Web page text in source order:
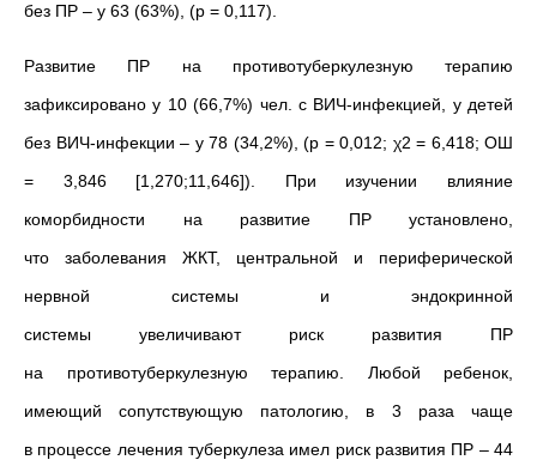
без ПР – у 63 (63%), (p = 0,117).
Развитие ПР на противотуберкулезную терапию
зафиксировано у 10 (66,7%) чел. с ВИЧ-инфекцией, у детей
без ВИЧ-инфекции – у 78 (34,2%), (р = 0,012; χ2 = 6,418; ОШ
= 3,846 [1,270;11,646]). При изучении влияние
коморбидности на развитие ПР установлено,
что заболевания ЖКТ, центральной и периферической
нервной системы и эндокринной
системы увеличивают риск развития ПР
на противотуберкулезную терапию. Любой ребенок,
имеющий сопутствующую патологию, в 3 раза чаще
в процессе лечения туберкулеза имел риск развития ПР – 44